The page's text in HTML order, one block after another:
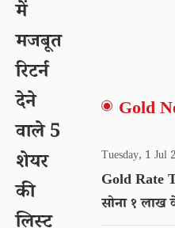
में
मजबूत
रिटर्न
देने
वाले 5
शेयर
की
Gold
Tuesday, 1
Gold Rate
सोना १